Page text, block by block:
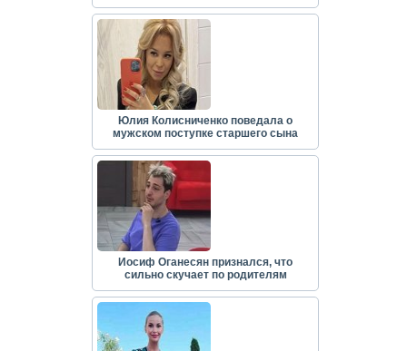
Юлия Колисниченко поведала о
мужском поступке старшего сына
Иосиф Оганесян признался, что
сильно скучает по родителям